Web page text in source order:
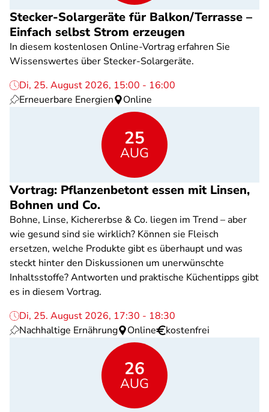
Stecker-Solargeräte für Balkon/Terrasse –
Einfach selbst Strom erzeugen
In diesem kostenlosen Online-Vortrag erfahren Sie
Wissenswertes über Stecker-Solargeräte.
Di, 25. August 2026, 15:00 - 16:00
Erneuerbare Energien
Online
25
AUG
Vortrag: Pflanzenbetont essen mit Linsen,
Bohnen und Co.
Bohne, Linse, Kichererbse & Co. liegen im Trend – aber
wie gesund sind sie wirklich? Können sie Fleisch
ersetzen, welche Produkte gibt es überhaupt und was
steckt hinter den Diskussionen um unerwünschte
Inhaltsstoffe? Antworten und praktische Küchentipps gibt
es in diesem Vortrag.
Di, 25. August 2026, 17:30 - 18:30
Nachhaltige Ernährung
Online kostenfrei
26
AUG